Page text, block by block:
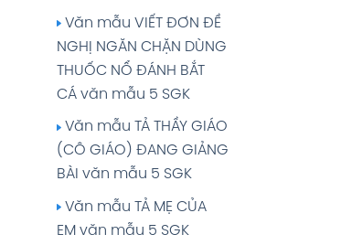
Văn mẫu VIẾT ĐƠN ĐỀ
NGHỊ NGĂN CHẶN DÙNG
THUỐC NỔ ĐÁNH BẮT
CÁ văn mẫu 5 SGK
Văn mẫu TẢ THẦY GIÁO
(CÔ GIÁO) ĐANG GIẢNG
BÀI văn mẫu 5 SGK
Văn mẫu TẢ MẸ CỦA
EM văn mẫu 5 SGK